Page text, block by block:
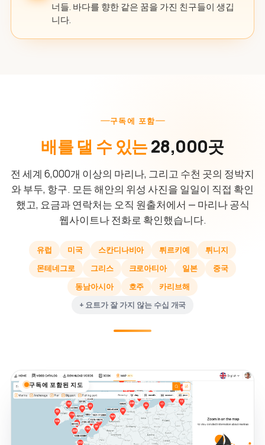
너들. 바다를 향한 같은 꿈을 가진 친구들이 생깁
니다.
구독에 포함
배를 댈 수 있는28,000곳
전 세계 6,000개 이상의 마리나, 그리고 수천 곳의 정박지
와 부두, 항구. 모든 해안의 위성 사진을 일일이 직접 확인
했고, 요금과 연락처는 오직 원출처에서 — 마리나 공식
웹사이트나 전화로 확인했습니다.
유럽 미국 스칸디나비아 튀르키예
튀니지
몬테네그로
그리스 크로아티아 일본
중국
동남아시아
호주
카리브해
+ 요트가 잘 가지 않는 수십 개국
구독에 포함된 지도